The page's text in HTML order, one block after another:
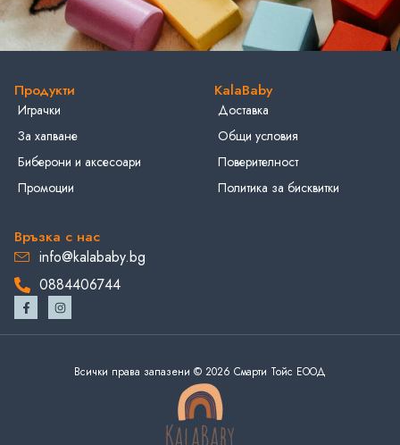
Продукти
Играчки
За хапване
Биберони и аксесоари
Промоции
KalaBaby
Доставка
Общи условия
Поверителност
Политика за бисквитки
Връзка с нас
info@kalababy.bg
0884406744
Всички права запазени © 2026 Смарти Тойс ЕООД